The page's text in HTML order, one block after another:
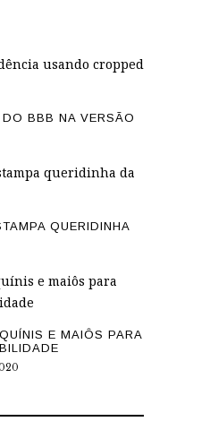
BBB NA VERSÃO
QUERIDINHA
E MAIÔS PARA